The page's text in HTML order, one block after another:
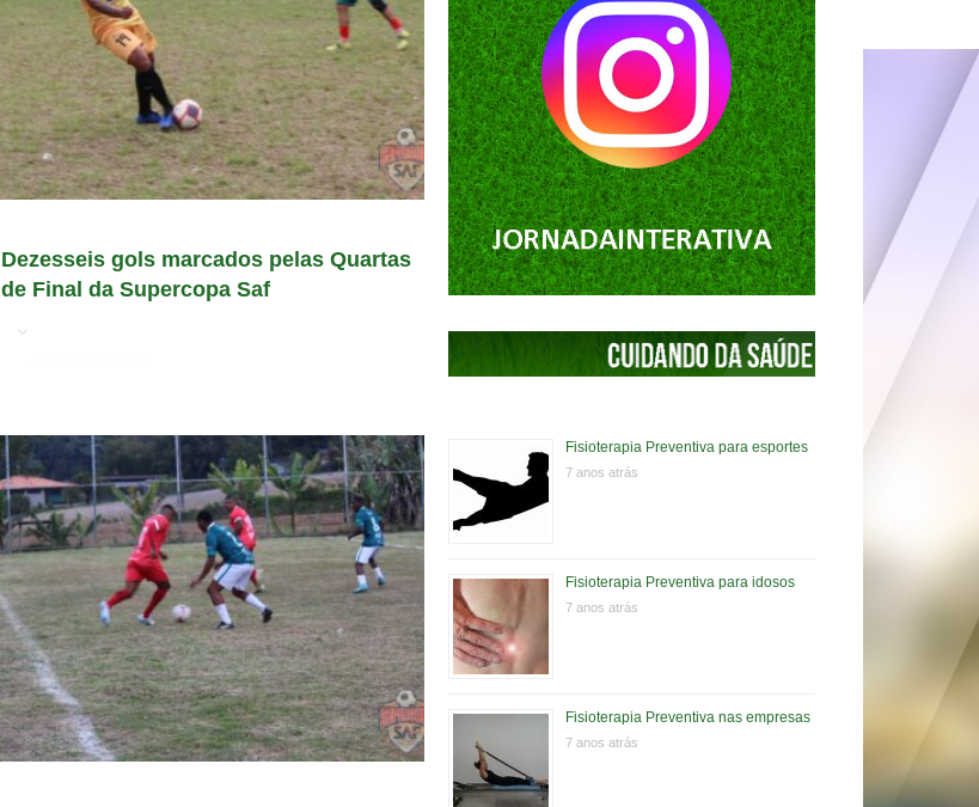
Dezesseis gols marcados pelas Quartas
de Final da Supercopa Saf
Fisioterapia Preventiva para esportes
7 anos atrás
Fisioterapia Preventiva para idosos
7 anos atrás
Fisioterapia Preventiva nas empresas
7 anos atrás